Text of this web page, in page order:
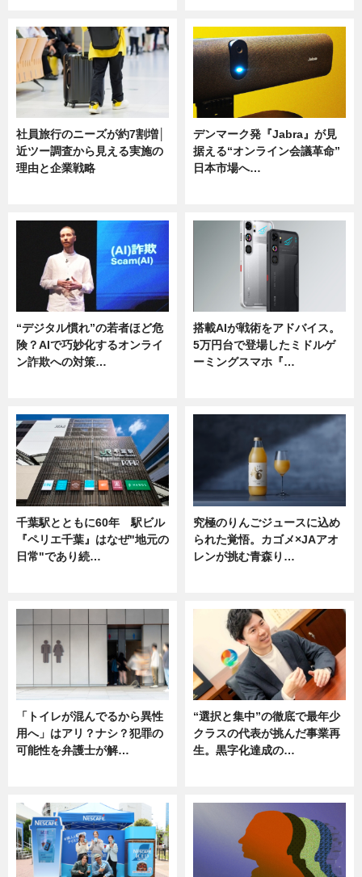
社員旅行のニーズが約7割増│
近ツー調査から見える実施の
理由と企業戦略
デンマーク発『Jabra』が見
据える“オンライン会議革命”
日本市場へ…
“デジタル慣れ”の若者ほど危
険？AIで巧妙化するオンライ
ン詐欺への対策…
搭載AIが戦術をアドバイス。
5万円台で登場したミドルゲ
ーミングスマホ『…
千葉駅とともに60年 駅ビル
『ペリエ千葉』はなぜ"地元の
日常"であり続…
究極のりんごジュースに込め
られた覚悟。カゴメ×JAアオ
レンが挑む青森り…
「トイレが混んでるから異性
用へ」はアリ？ナシ？犯罪の
可能性を弁護士が解…
“選択と集中”の徹底で最年少
クラスの代表が挑んだ事業再
生。黒字化達成の…